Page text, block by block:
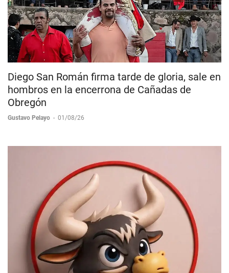
Diego San Román firma tarde de gloria, sale en
hombros en la encerrona de Cañadas de
Obregón
Gustavo Pelayo - 01/08/26